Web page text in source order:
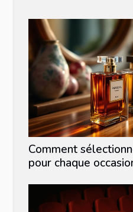
Comment
pour chaque